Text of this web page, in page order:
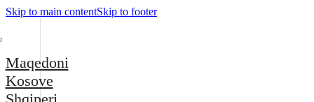
Skip to main contentSkip to footer
Maqedoni
Kosove